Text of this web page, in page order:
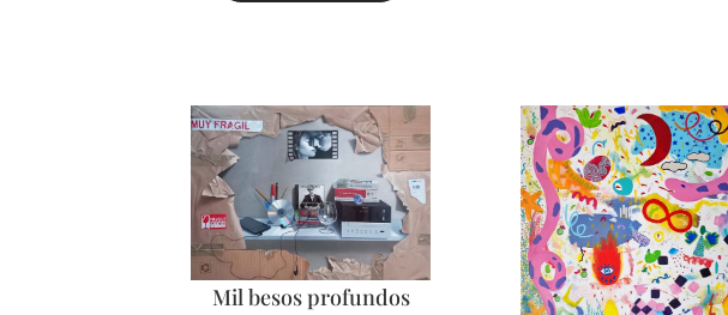
Mil besos profundos